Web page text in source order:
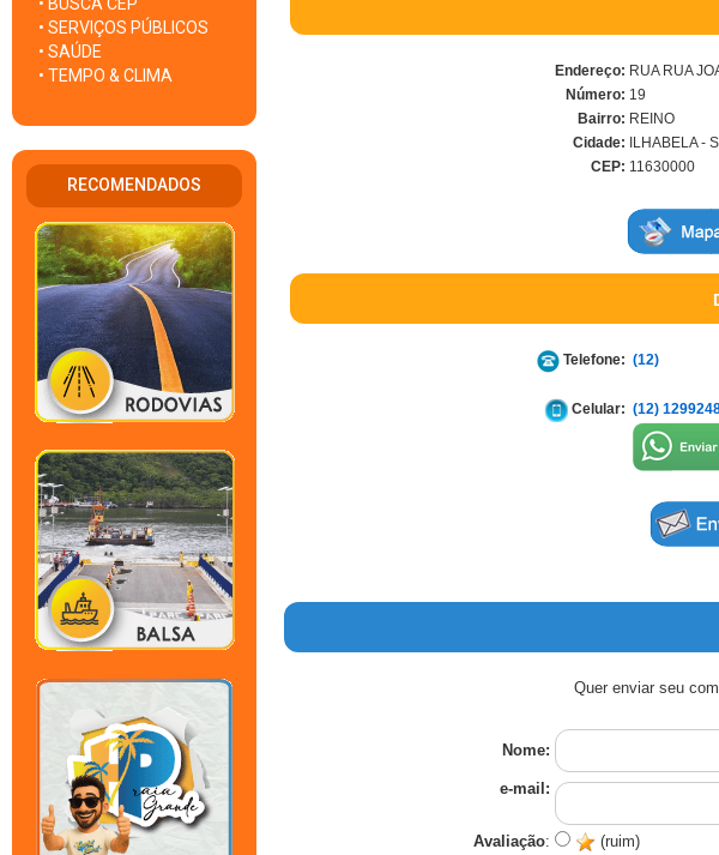
• SERVIÇOS PÚBLICOS
• SAÚDE
• TEMPO & CLIMA
RECOMENDADOS
Endereço: RUA RUA
Número: 19
Bairro: REINO
Cidade: ILHABELA -
CEP: 11630000
Telefone: (12)
Celular: (12)
Quer enviar seu
Nome:
e-mail:
Avaliação:
(ruim)